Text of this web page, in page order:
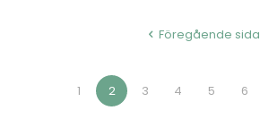
Föregående sida
1 2 3 4 5 6